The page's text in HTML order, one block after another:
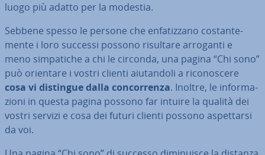
luogo più adatto per la modestia.
Sebbene spesso le persone che en­fa­tiz­za­no co­stan­te­
men­te i loro successi possono risultare arroganti e
meno sim­pa­ti­che a chi le circonda, una pagina “Chi sono”
può orientare i vostri clienti aiu­tan­do­li a ri­co­no­sce­re
cosa vi distingue dalla con­cor­ren­za. Inoltre, le in­for­ma­
zio­ni in questa pagina possono far intuire la qualità dei
vostri servizi e cosa dei futuri clienti possono aspet­tar­si
da voi.